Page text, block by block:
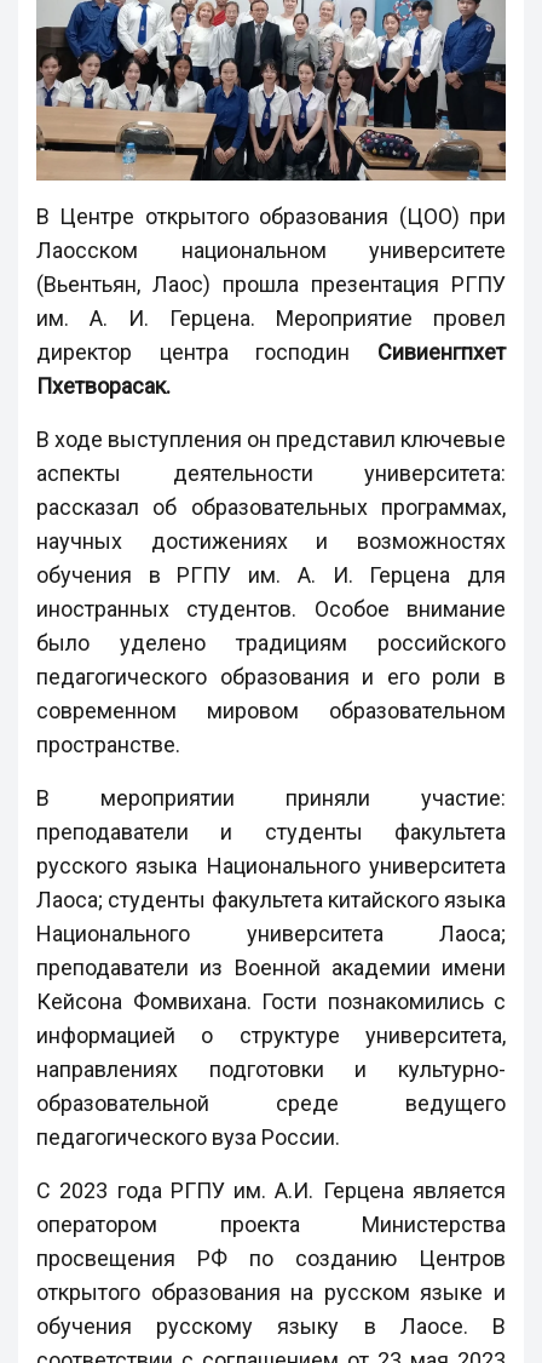
В Центре открытого образования (ЦОО) при
Лаосском национальном университете
(Вьентьян, Лаос) прошла презентация РГПУ
им. А. И. Герцена. Мероприятие провел
директор центра господин Сивиенгпхет
Пхетворасак.
В ходе выступления он представил ключевые
аспекты деятельности университета:
рассказал об образовательных программах,
научных достижениях и возможностях
обучения в РГПУ им. А. И. Герцена для
иностранных студентов. Особое внимание
было уделено традициям российского
педагогического образования и его роли в
современном мировом образовательном
пространстве.
В мероприятии приняли участие:
преподаватели и студенты факультета
русского языка Национального университета
Лаоса; студенты факультета китайского языка
Национального университета Лаоса;
преподаватели из Военной академии имени
Кейсона Фомвихана. Гости познакомились с
информацией о структуре университета,
направлениях подготовки и культурно-
образовательной среде ведущего
педагогического вуза России.
С 2023 года РГПУ им. А.И. Герцена является
оператором проекта Министерства
просвещения РФ по созданию Центров
открытого образования на русском языке и
обучения русскому языку в Лаосе. В